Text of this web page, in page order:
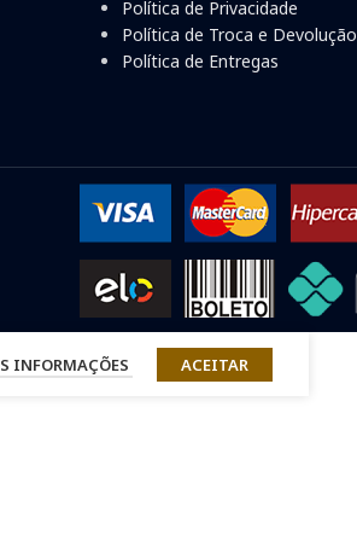
Política de Privacidade
Política de Troca e Devolução
Política de Entregas
INFORMAÇÕES ACEITAR